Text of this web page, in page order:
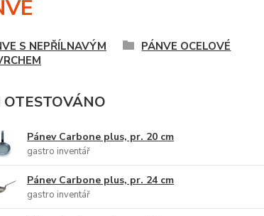
S NEPŘÍLNAVÝM
PÁNVE OCELOVÉ
Pánev Carbone plus, pr. 20 cm
gastro inventář
Pánev Carbone plus, pr. 24 cm
gastro inventář